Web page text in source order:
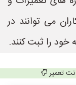
می توانند در
را ثبت کنند.
تعمیر